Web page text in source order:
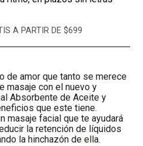
A PARTIR DE $699
de amor que tanto se merece
masaje con el nuevo y
Absorbente de Aceite y
que este tiene.
masaje facial que te ayudará
la retención de líquidos
la hinchazón de ella.